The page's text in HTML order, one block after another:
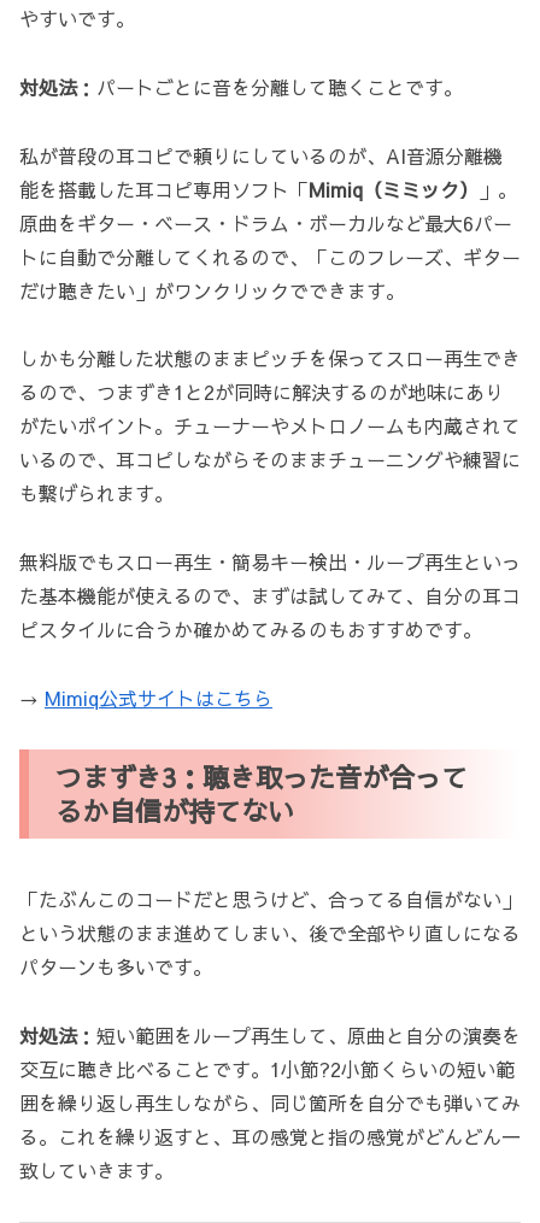
やすいです。
対処法：パートごとに音を分離して聴くことです。
私が普段の耳コピで頼りにしているのが、AI音源分離機
能を搭載した耳コピ専用ソフト「Mimiq（ミミック）
」。
原曲をギター・ベース・ドラム・ボーカルなど最大6パー
トに自動で分離してくれるので、「このフレーズ、ギター
だけ聴きたい」がワンクリックでできます。
しかも分離した状態のままピッチを保ってスロー再生でき
るので、つまずき1と2が同時に解決するのが地味にあり
がたいポイント。チューナーやメトロノームも内蔵されて
いるので、耳コピしながらそのままチューニングや練習に
も繋げられます。
無料版でもスロー再生・簡易キー検出・ループ再生といっ
た基本機能が使えるので、まずは試してみて、自分の耳コ
ピスタイルに合うか確かめてみるのもおすすめです。
→ Mimiq公式サイトはこちら
つまずき3：聴き取った音が合って
るか自信が持てない
「たぶんこのコードだと思うけど、合ってる自信がない」
という状態のまま進めてしまい、後で全部やり直しになる
パターンも多いです。
対処法：短い範囲をループ再生して、原曲と自分の演奏を
交互に聴き比べることです。1小節?2小節くらいの短い範
囲を繰り返し再生しながら、同じ箇所を自分でも弾いてみ
る。これを繰り返すと、耳の感覚と指の感覚がどんどん一
致していきます。